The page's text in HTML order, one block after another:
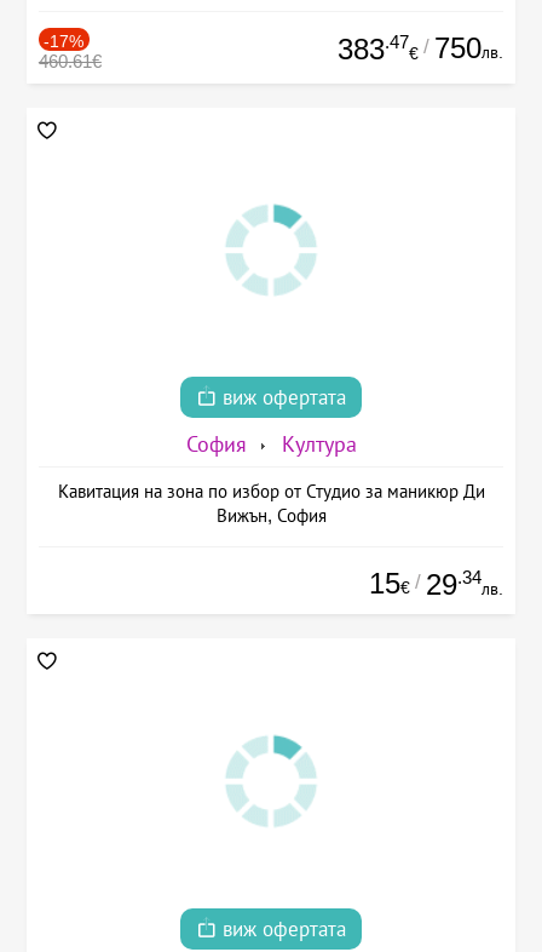
-17%
460.61€ 383.47
€ / 750лв.
виж офертата
София Култура
Кавитация на зона по избор от Студио за маникюр Ди
Вижън, София
15€ / 29.34
лв.
виж офертата